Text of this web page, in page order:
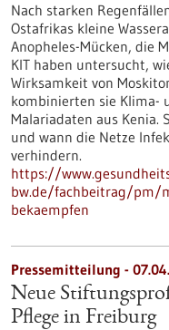
Nach starken
Ostafrikas kleine
Anopheles-Mücken, die
KIT haben untersucht,
Wirksamkeit von
kombinierten sie Klima-
Malariadaten aus Kenia.
und wann die Netze
verhindern.
https://
bw.de/fachbeitrag/pm/
bekaempfen
Pressemitteilung -
Neue
Pflege in Freiburg